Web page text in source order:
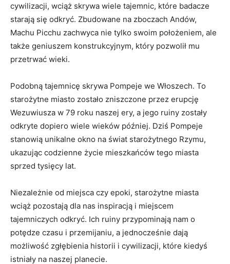
cywilizacji, wciąż skrywa wiele tajemnic, które badacze
starają się odkryć. Zbudowane​ na zboczach Andów,
Machu Picchu ⁢zachwyca nie ⁣tylko swoim położeniem,‍ ale
także geniuszem konstrukcyjnym, który pozwolił mu‍
przetrwać wieki.
Podobną tajemnicę skrywa Pompeje we Włoszech. To
starożytne miasto​ zostało zniszczone przez erupcję
Wezuwiusza w 79 roku naszej ery, a jego⁣ ruiny zostały
odkryte dopiero wiele wieków później.​ Dziś Pompeje
stanowią unikalne okno na świat starożytnego⁣ Rzymu,
ukazując ​codzienne życie mieszkańców⁤ tego miasta
sprzed tysięcy ‌lat.
Niezależnie od miejsca czy epoki, ‍starożytne ‍miasta
wciąż pozostają‌ dla nas inspiracją i ⁣miejscem
tajemniczych odkryć. Ich ruiny przypominają nam o
potędze czasu i przemijaniu, a jednocześnie dają
możliwość zgłębienia historii i cywilizacji, które kiedyś
istniały na ⁤naszej planecie.